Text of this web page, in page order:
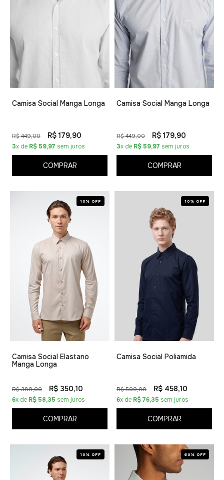
Camisa Social Manga Longa
R$ 449,00 R$ 179,90
3x de R$ 59,97 sem juros
COMPRAR
Camisa Social Manga Longa
R$ 449,00 R$ 179,90
3x de R$ 59,97 sem juros
COMPRAR
10% OFF
Camisa Social Elastano
Manga Longa
R$ 389,00 R$ 350,10
6x de R$ 58,35 sem juros
COMPRAR
10% OFF
Camisa Social Poliamida
R$ 509,00 R$ 458,10
6x de R$ 76,35 sem juros
COMPRAR
10% OFF 60% OFF